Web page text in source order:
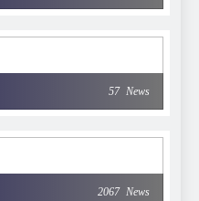
57 News
2067 News